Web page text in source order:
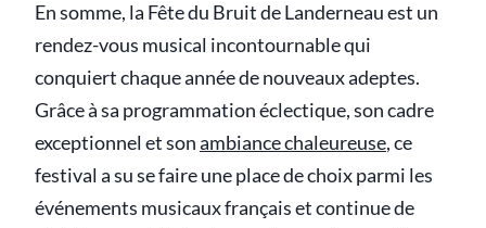
En somme, la Fête du Bruit de Landerneau est un
rendez-vous musical incontournable qui
conquiert chaque année de nouveaux adeptes.
Grâce à sa programmation éclectique, son cadre
exceptionnel et sonambiance chaleureuse, ce
festival a su se faire une place de choix parmi les
événements musicaux français et continue de